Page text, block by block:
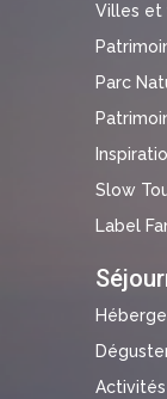
Villes et
Parc
Slow
Label